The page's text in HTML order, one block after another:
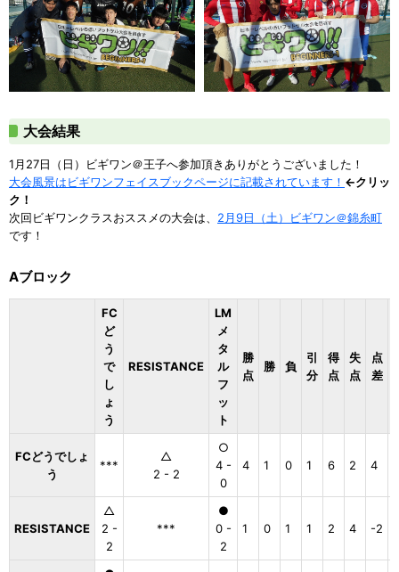
大会結果
1月27日（日）ビギワン＠王子へ参加頂きありがとうございました！
大会風景はビギワンフェイスブックページに記載されています！ ←クリッ
ク！
次回ビギワンクラスおススメの大会は、 2月9日（土）ビギワン＠錦糸町
です！
Aブロック
FC
ど
う
で
し
ょ
う
RESISTANCE
LM
メ
タ
ル
フ
ッ
ト
勝
点
勝 負
引
分
得
点
失
点
点
差
FCどうでしょ
う
***
△
2 - 2
○
4 -
0
4 1 0 1 6 2 4
RESISTANCE
△
2 -
2
***
●
0 -
2
1 0 1 1 2 4 -2